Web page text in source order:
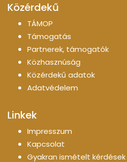
Közérdekű
TÁMOP
Támogatás
Partnerek, támogatók
Közhasznúság
Közérdekű adatok
Adatvédelem
Linkek
Impresszum
Kapcsolat
Gyakran ismételt kérdések